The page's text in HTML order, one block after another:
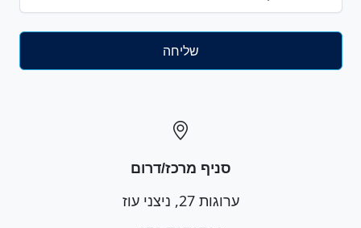
סניף מרכז/דרום
ערוגות 27, ניצני עוז